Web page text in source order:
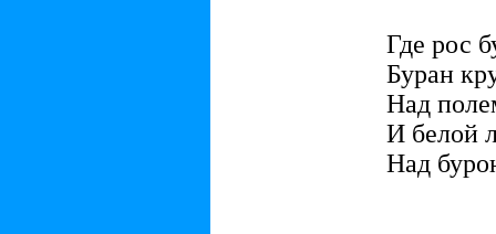
Где рос
Буран
Над
И белой
Над